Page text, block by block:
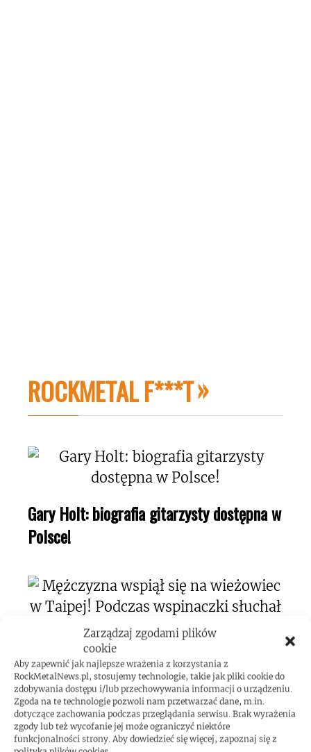
Zarządzaj zgodami plików
cookie
Aby zapewnić jak najlepsze wrażenia z korzystania z
RockMetalNews.pl, stosujemy technologie, takie jak pliki cookie do
zdobywania dostępu i/lub przechowywania informacji o urządzeniu.
Zgoda na te technologie pozwoli nam przetwarzać dane, m.in.
dotyczące zachowania podczas przeglądania serwisu. Brak wyrażenia
zgody lub też wycofanie jej może ograniczyć niektóre
funkcjonalności strony. Aby dowiedzieć się więcej, zapoznaj się z
ROCKMETAL F***T
Gary Holt: biografia gitarzysty dostępna w
Polsce!
Mężczyzna wspiął się na wieżowiec w
Taipej! Podczas wspinaczki słuchał Toola!